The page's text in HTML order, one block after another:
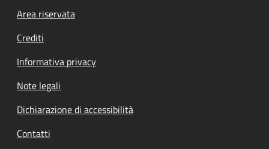
Footer menu
Area riservata
Crediti
Informativa privacy
Note legali
Dichiarazione di accessibilità
Contatti